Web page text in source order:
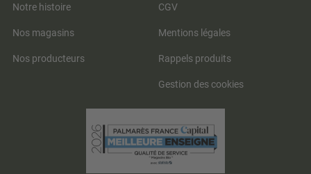
Notre histoire
Nos magasins
Nos producteurs
CGV
Mentions légales
Rappels produits
Gestion des cookies